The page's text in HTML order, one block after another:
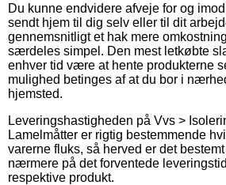
Du kunne endvidere afveje for og
sendt hjem til dig selv eller til dit
gennemsnitligt et hak mere
særdeles simpel. Den mest letkøbte
enhver tid være at hente produkterne
mulighed betinges af at du bor i
hjemsted.
Leveringshastigheden på Vvs >
Lamelmåtter er rigtig bestemmende
varerne fluks, så herved er det
nærmere på det forventede
respektive produkt.